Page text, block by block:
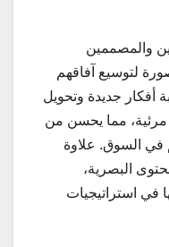
والمصممين
لتوسيع آفاقهم
أفكار جديدة وتحويل
مرئية، مما يحسن من
في السوق. علاوة
البصرية،
في استراتيجيات